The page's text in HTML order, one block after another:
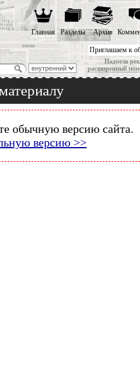
Приглашаем к
Надоела
расширенный
Главная Разделы Архив
обычную версию сайта.
версию >>